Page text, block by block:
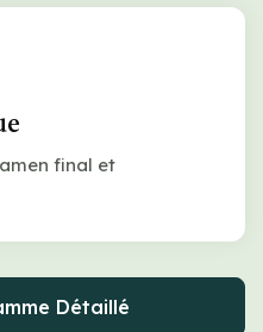
final et
Détaillé